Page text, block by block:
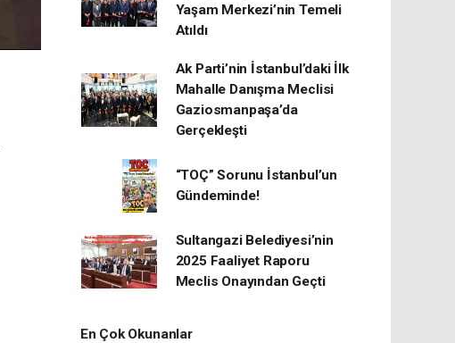
Yaşam Merkezi’nin Temeli
Atıldı
Ak Parti’nin İstanbul’daki İlk
Mahalle Danışma Meclisi
Gaziosmanpaşa’da
Gerçekleşti
“TOÇ” Sorunu İstanbul’un
Gündeminde!
Sultangazi Belediyesi’nin
2025 Faaliyet Raporu
Meclis Onayından Geçti
En Çok Okunanlar